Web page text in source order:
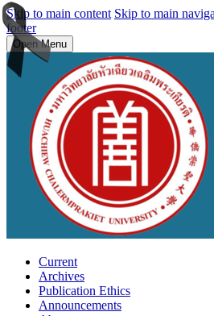
Skip to main content Skip to main
footer
Open Menu
Current
Archives
Publication Ethics
Announcements